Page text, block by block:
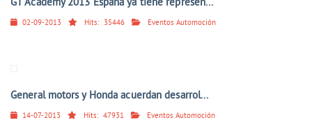
GT Academy 2013 España ya tiene represen...
02-09-2013 Hits: 35446 Eventos Automoción
General motors y Honda acuerdan desarrol...
14-07-2013 Hits: 47931 Eventos Automoción